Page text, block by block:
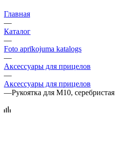
Главная
—
Каталог
—
Foto aprīkojuma katalogs
—
Аксессуары для прицелов
—
Аксессуары для прицелов
—Рукоятка для М10, ceребристая